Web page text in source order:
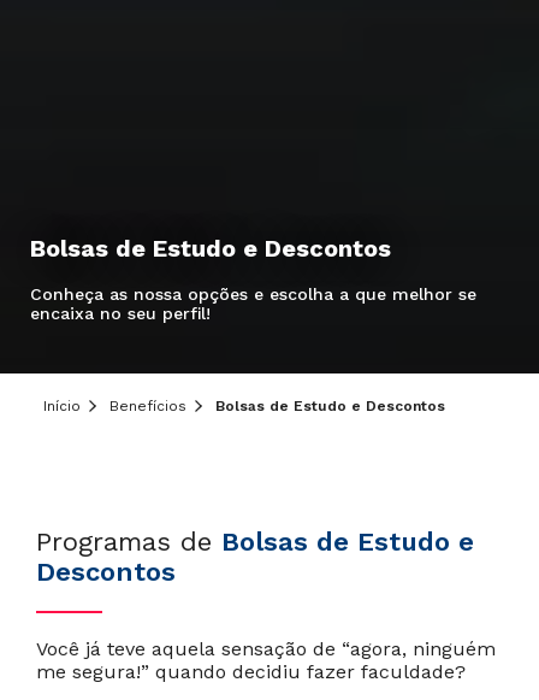
Bolsas de Estudo e Descontos
Conheça as nossa opções e escolha a que melhor se
encaixa no seu perfil!
Início Benefícios Bolsas de Estudo e Descontos
Programas de Bolsas de Estudo e
Descontos
Você já teve aquela sensação de “agora, ninguém
me segura!” quando decidiu fazer faculdade?
Hei, você ainda tem dúvidas?
Precisa de mais informações sobre o curso,
Deixe aqui o seu contato que um de nossos
consultores irá te ajudar!